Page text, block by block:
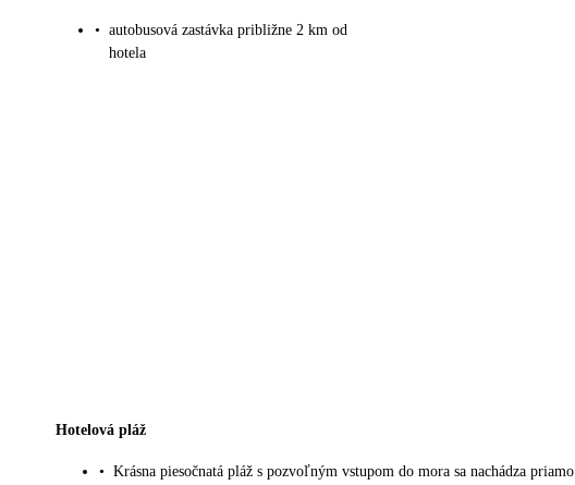
• autobusová zastávka približne 2 km od
hotela
Hotelová pláž
• Krásna piesočnatá pláž s pozvoľným vstupom do mora sa nachádza priamo